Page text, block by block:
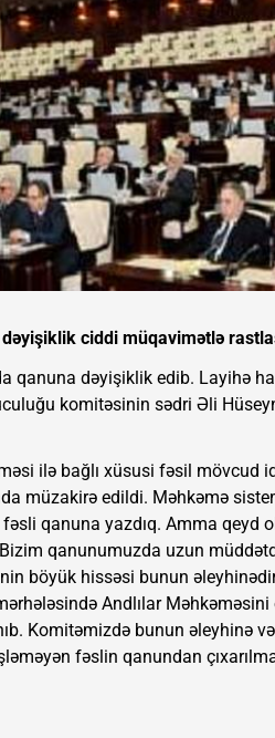
ciddi müqavimətlə
qanuna dəyişiklik edib. Layihə
komitəsinin sədri Əli
ilə bağlı xüsusi fəsil mövcud
müzakirə edildi. Məhkəmə
qanuna yazdıq. Amma qeyd
qanunumuzda uzun
böyük hissəsi bunun
Andlılar
Komitəmizdə bunun əleyhinə
fəslin qanundan